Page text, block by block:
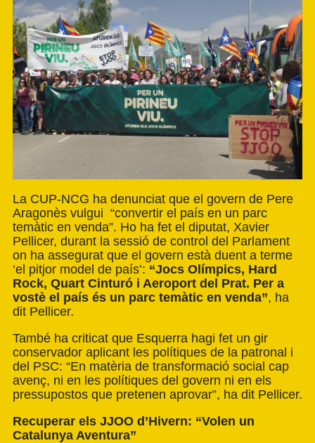
La CUP-NCG ha denunciat que el govern de Pere
Aragonès vulgui “convertir el país en un parc
temàtic en venda”. Ho ha fet el diputat, Xavier
Pellicer, durant la sessió de control del Parlament
on ha assegurat que el govern està duent a terme
‘el pitjor model de país’: “Jocs Olímpics, Hard
Rock, Quart Cinturó i Aeroport del Prat. Per a
vostè el país és un parc temàtic en venda”, ha
dit Pellicer.
També ha criticat que Esquerra hagi fet un gir
conservador aplicant les polítiques de la patronal i
del PSC: “En matèria de transformació social cap
avenç, ni en les polítiques del govern ni en els
pressupostos que pretenen aprovar”, ha dit Pellicer.
Recuperar els JJOO d’Hivern: “Volen un
Catalunya Aventura”